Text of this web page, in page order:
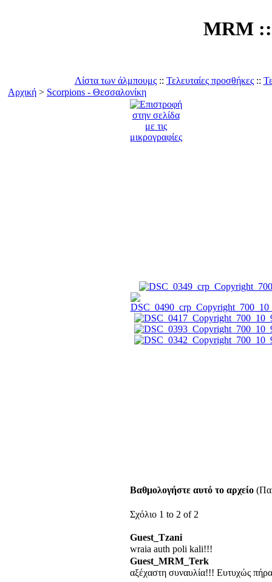
MRM
Λίστα των άλμπουμς:: Τελευταίες προσθήκες::
Αρχική > Scorpions - Θεσσαλονίκη
Βαθμολογήστε αυτό το αρχείο
Σχόλιο 1 to 2 of 2
Guest_Tzani
wraia auth poli kali!!!
Guest_MRM_Terk
αξέχαστη συναυλία!!! Ευτυχώς